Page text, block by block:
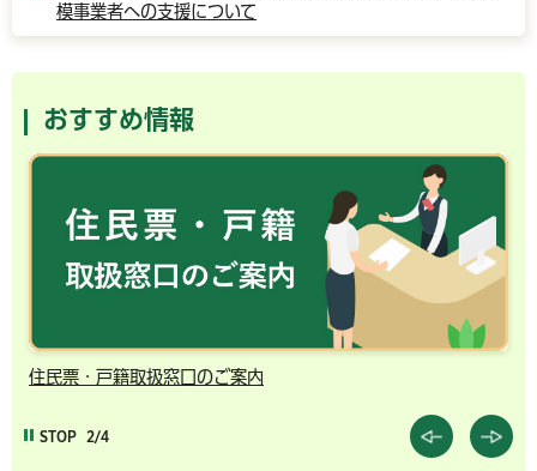
模事業者への支援について
おすすめ情報
千葉市の電子行政サービス
STOP 3/4